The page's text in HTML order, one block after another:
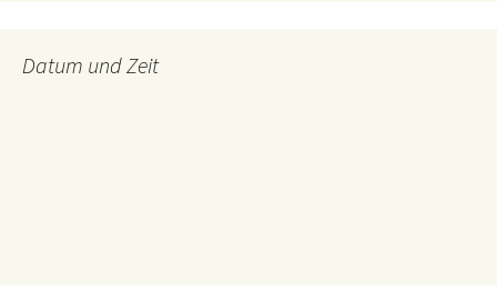
Datum und Zeit